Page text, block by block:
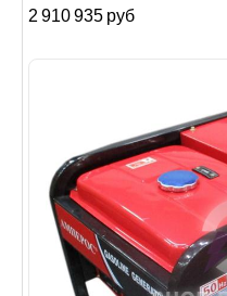
2 910 935 руб